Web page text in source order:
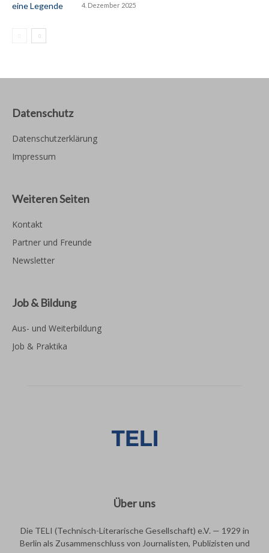
4. Dezember 2025
Datenschutz
Datenschutzerklärung
Impressum
Weiteren Seiten
Kontakt
Partner und Freunde
Newsletter
Job & Bildung
Aus- und Weiterbildung
Job & Praktika
Über uns
Die TELI (Technisch-Literarische Gesellschaft) e.V. — 1929 in
Berlin als Zusammenschluss von Journalisten, Publizisten und